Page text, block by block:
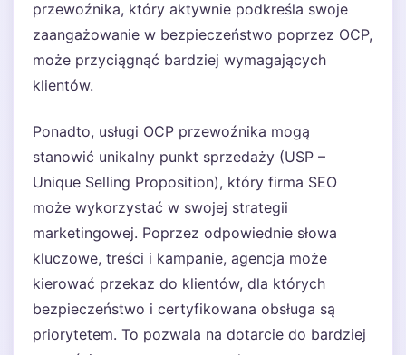
przewoźnika, który aktywnie podkreśla swoje
zaangażowanie w bezpieczeństwo poprzez OCP,
może przyciągnąć bardziej wymagających
klientów.
Ponadto, usługi OCP przewoźnika mogą
stanowić unikalny punkt sprzedaży (USP –
Unique Selling Proposition), który firma SEO
może wykorzystać w swojej strategii
marketingowej. Poprzez odpowiednie słowa
kluczowe, treści i kampanie, agencja może
kierować przekaz do klientów, dla których
bezpieczeństwo i certyfikowana obsługa są
priorytetem. To pozwala na dotarcie do bardziej